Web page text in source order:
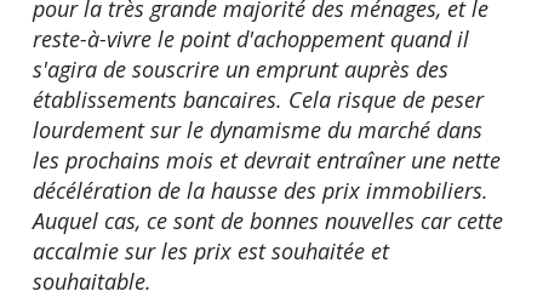
pour la très grande majorité des ménages, et le
reste-à-vivre le point d'achoppement quand il
s'agira de souscrire un emprunt auprès des
établissements bancaires. Cela risque de peser
lourdement sur le dynamisme du marché dans
les prochains mois et devrait entraîner une nette
décélération de la hausse des prix immobiliers.
Auquel cas, ce sont de bonnes nouvelles car cette
accalmie sur les prix est souhaitée et
souhaitable.